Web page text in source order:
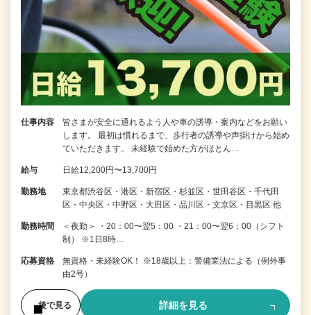
仕事内容
皆さまが安全に通れるよう人や車の誘導・案内などをお願い
します。 最初は慣れるまで、歩行者の誘導や声掛けから始め
ていただきます。 未経験で始めた方がほとん…
給与 日給12,200円〜13,700円
勤務地
東京都渋谷区・港区・新宿区・杉並区・世田谷区・千代田
区・中央区・中野区・大田区・品川区・文京区・目黒区 他
勤務時間
＜夜勤＞ ・20：00〜翌5：00 ・21：00〜翌6：00（シフト
制） ※1日8時…
応募資格
無資格・未経験OK！ ※18歳以上：警備業法による（例外事
由2号）
後で見る 詳細を見る